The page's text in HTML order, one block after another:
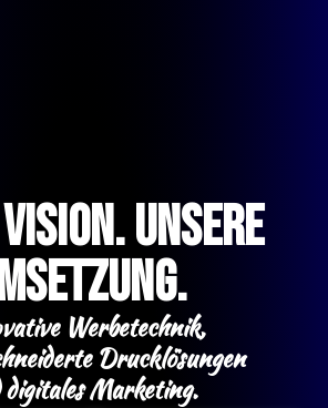
Unsere
Werbetechnik,
Drucklösungen
digitales Marketing.